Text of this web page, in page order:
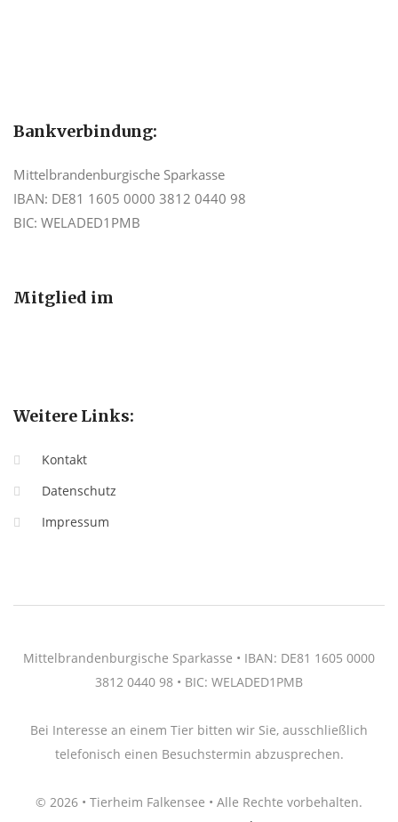
Bankverbindung:
Mittelbrandenburgische Sparkasse
IBAN: DE81 1605 0000 3812 0440 98
BIC: WELADED1PMB
Mitglied im
Weitere Links:
Kontakt
Datenschutz
Impressum
Mittelbrandenburgische Sparkasse • IBAN: DE81 1605 0000
3812 0440 98 • BIC: WELADED1PMB
Bei Interesse an einem Tier bitten wir Sie, ausschließlich
telefonisch einen Besuchstermin abzusprechen.
© 2026 • Tierheim Falkensee • Alle Rechte vorbehalten.